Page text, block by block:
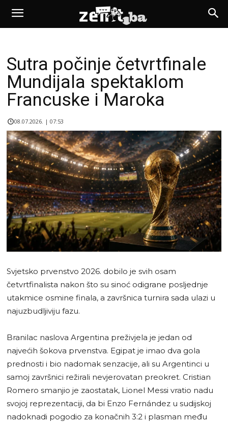
Sutra počinje četvrtfinale
Mundijala spektaklom
Francuske i Maroka
08.07.2026. | 07:53
Svjetsko prvenstvo 2026. dobilo je svih osam
četvrtfinalista nakon što su sinoć odigrane posljednje
utakmice osmine finala, a završnica turnira sada ulazi u
najuzbudljiviju fazu.
Branilac naslova Argentina preživjela je jedan od
najvećih šokova prvenstva. Egipat je imao dva gola
prednosti i bio nadomak senzacije, ali su Argentinci u
samoj završnici režirali nevjerovatan preokret. Cristian
Romero smanjio je zaostatak, Lionel Messi vratio nadu
svojoj reprezentaciji, da bi Enzo Fernández u sudijskoj
nadoknadi pogodio za konačnih 3:2 i plasman među